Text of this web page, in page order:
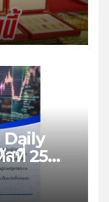
Daily
สที่ 25
ามยอด